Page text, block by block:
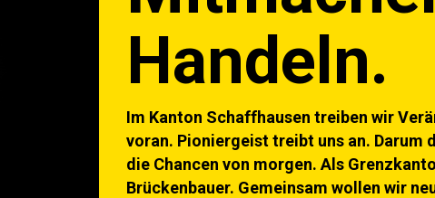
Handeln.
Im Kanton Schaffhausen treiben wir
voran. Pioniergeist treibt uns an. Darum
die Chancen von morgen. Als
Brückenbauer. Gemeinsam wollen wir